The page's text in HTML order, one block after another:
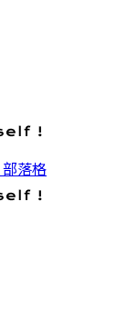
部落格